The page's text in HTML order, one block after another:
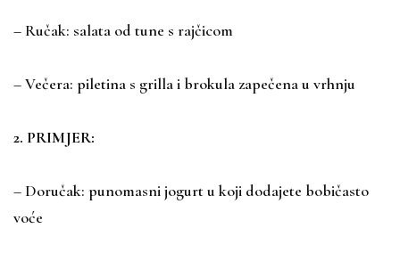
– Ručak: salata od tune s rajčicom
– Večera: piletina s grilla i brokula zapečena u vrhnju
2. PRIMJER:
– Doručak: punomasni jogurt u koji dodajete bobičasto
voće